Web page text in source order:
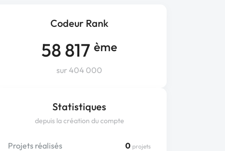
Codeur Rank
58 817 ème
sur 404 000
Statistiques
depuis la création du compte
Projets réalisés 0 projets